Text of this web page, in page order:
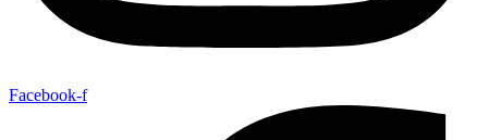
Facebook-f